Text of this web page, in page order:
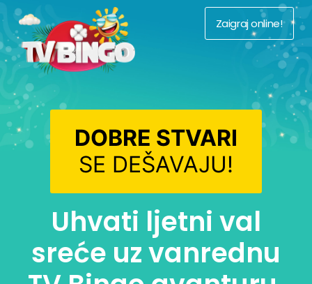
Zaigraj online!
DOBRE STVARI
SE DEŠAVAJU!
Uhvati ljetni val
sreće uz vanrednu